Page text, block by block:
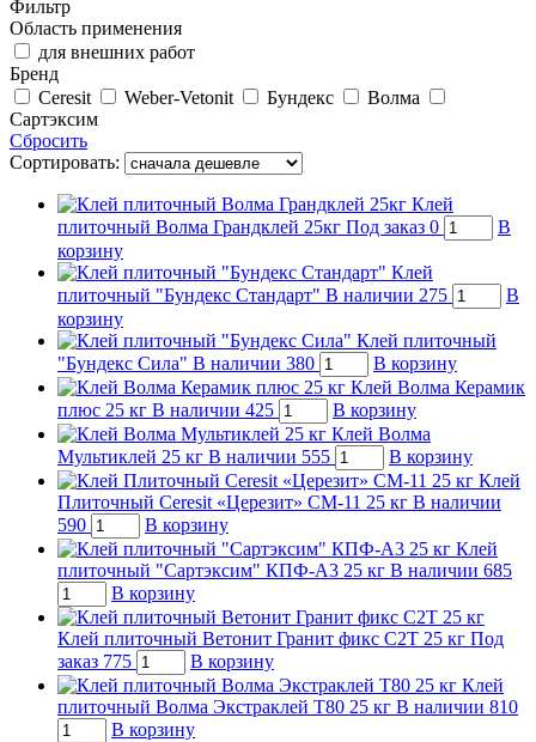
Фильтр
Область применения
для внешних работ
Бренд
Ceresit
Weber-Vetonit Бундекс
Волма
Сартэксим
Сбросить
Сортировать:
Клей
плиточный Волма Грандклей 25кг Под заказ 0
В
корзину
Клей
плиточный "Бундекс Стандарт" В наличии 275
В
корзину
Клей плиточный
"Бундекс Сила" В наличии 380
В корзину
Клей Волма Керамик
плюс 25 кг В наличии 425
В корзину
Клей Волма
Мультиклей 25 кг В наличии 555
В корзину
Клей
Плиточный Ceresit «Церезит» СМ-11 25 кг В наличии
590
В корзину
Клей
плиточный "Сартэксим" КПФ-А3 25 кг В наличии 685
В корзину
Клей плиточный Ветонит Гранит фикс С2Т 25 кг Под
заказ 775
В корзину
Клей
плиточный Волма Экстраклей Т80 25 кг В наличии 810
В корзину